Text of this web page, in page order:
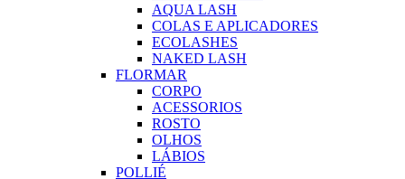
AQUA LASH
COLAS E APLICADORES
ECOLASHES
NAKED LASH
FLORMAR
CORPO
ACESSORIOS
ROSTO
OLHOS
LÁBIOS
POLLIÉ